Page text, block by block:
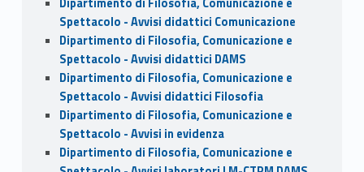
Spettacolo - Avvisi didattici Comunicazione
Dipartimento di Filosofia, Comunicazione e
Spettacolo - Avvisi didattici DAMS
Dipartimento di Filosofia, Comunicazione e
Spettacolo - Avvisi didattici Filosofia
Dipartimento di Filosofia, Comunicazione e
Spettacolo - Avvisi in evidenza
Dipartimento di Filosofia, Comunicazione e